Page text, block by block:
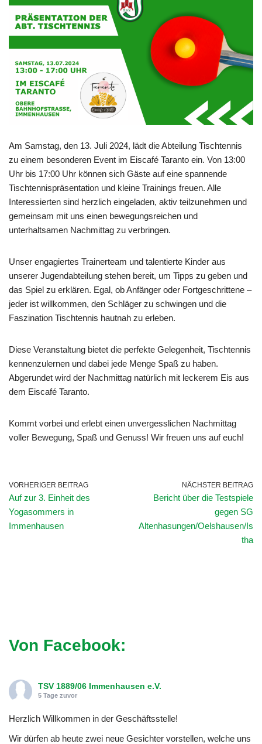
Am Samstag, den 13. Juli 2024, lädt die Abteilung Tischtennis
zu einem besonderen Event im Eiscafé Taranto ein. Von 13:00
Uhr bis 17:00 Uhr können sich Gäste auf eine spannende
Tischtennispräsentation und kleine Trainings freuen. Alle
Interessierten sind herzlich eingeladen, aktiv teilzunehmen und
gemeinsam mit uns einen bewegungsreichen und
unterhaltsamen Nachmittag zu verbringen.
Unser engagiertes Trainerteam und talentierte Kinder aus
unserer Jugendabteilung stehen bereit, um Tipps zu geben und
das Spiel zu erklären. Egal, ob Anfänger oder Fortgeschrittene –
jeder ist willkommen, den Schläger zu schwingen und die
Faszination Tischtennis hautnah zu erleben.
Diese Veranstaltung bietet die perfekte Gelegenheit, Tischtennis
kennenzulernen und dabei jede Menge Spaß zu haben.
Abgerundet wird der Nachmittag natürlich mit leckerem Eis aus
dem Eiscafé Taranto.
Kommt vorbei und erlebt einen unvergesslichen Nachmittag
voller Bewegung, Spaß und Genuss! Wir freuen uns auf euch!
VORHERIGER BEITRAG
Auf zur 3. Einheit des
Yogasommers in
Immenhausen
NÄCHSTER BEITRAG
Bericht über die Testspiele
gegen SG
Altenhasungen/Oelshausen/Is
tha
Von Facebook:
TSV 1889/06 Immenhausen e.V.
5 Tage zuvor
Herzlich Willkommen in der Geschäftsstelle!
Wir dürfen ab heute zwei neue Gesichter vorstellen, welche uns